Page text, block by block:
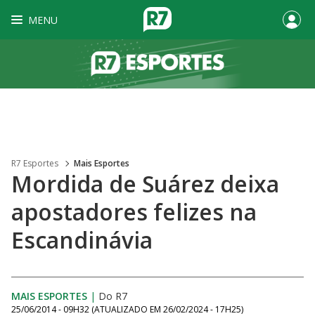
MENU
R7 Esportes Mais Esportes
Mordida de Suárez deixa
apostadores felizes na
Escandinávia
MAIS ESPORTES | Do R7
25/06/2014 - 09H32 (ATUALIZADO EM 26/02/2024 - 17H25)